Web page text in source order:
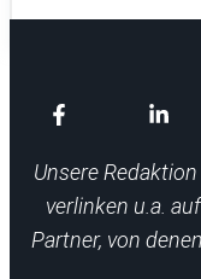
Unsere
verlinken u.a.
Partner, von